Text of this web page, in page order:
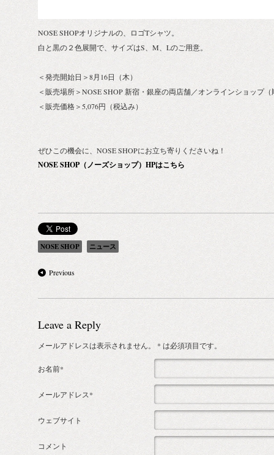
NOSE SHOPオリジナルの、ロゴTシャツ。
白と黒の２色展開で、サイズはS、M、Lのご用意。
＜発売開始日＞8月16日（木）
＜販売場所＞NOSE SHOP 新宿・銀座の両店舗／オンラインショップ
＜販売価格＞5,076円（税込み）
ぜひこの機会に、NOSE SHOPにお立ち寄りくださいね！
NOSE SHOP（ノーズショップ）HPはこちら
NOSE SHOP ニュース
Previous
Leave a Reply
メールアドレスは表示されません。 * は必須項目です。
お名前*
メールアドレス*
ウェブサイト
コメント